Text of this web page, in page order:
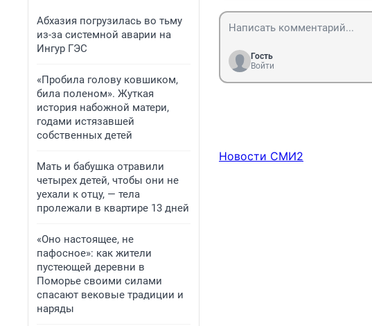
Абхазия погрузилась во тьму
из-за системной аварии на
Ингур ГЭС
«Пробила голову ковшиком,
била поленом». Жуткая
история набожной матери,
годами истязавшей
собственных детей
Мать и бабушка отравили
четырех детей, чтобы они не
уехали к отцу, — тела
пролежали в квартире 13 дней
«Оно настоящее, не
пафосное»: как жители
пустеющей деревни в
Поморье своими силами
спасают вековые традиции и
наряды
Гость
Войти
Новости СМИ2